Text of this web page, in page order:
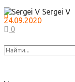
Sergei V
24.09.2020
0